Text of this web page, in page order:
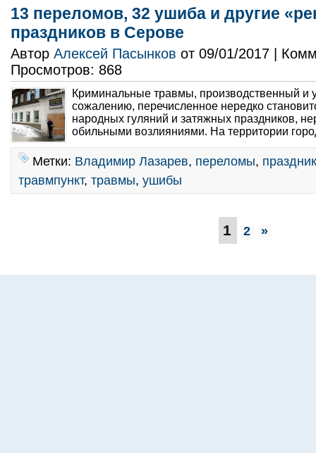
13 переломов, 32 ушиба и другие
праздников в Серове
Автор Алексей Пасынков от 09/01/2017 |
Просмотров: 868
Криминальные травмы, производственный и
сожалению, перечисленное нередко
народных гуляний и затяжных праздников,
обильными возлияниями. На территории
Метки: Владимир Лазарев, переломы,
травмпункт, травмы, ушибы
1 2 »